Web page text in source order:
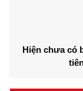
Hiện chưa có